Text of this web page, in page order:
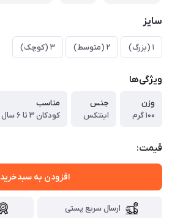
سایز
۱ (بزرگ) ۲ (متوسط) ۳ (کوچک)
ویژگی‌ها
وزن
۱۰۰ گرم
جنس
اینتکس
مناسب
کودکان ۳ تا ۶ سال
قیمت:
افزودن به سبدخرید
ارسال سریع پستی